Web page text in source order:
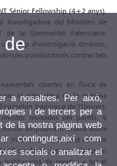
Sènior Fellowship (4+2 anys),
Investigadora del Ministeri de
de la Generalitat Valenciana.
grup d'investigació dinàmic,
as postdoctorals contractats
obertes en física de
la naturalesa de la matèria
bariónica de l'Univers.
revisades per parells, 9
àmpliament citada sobre
meu treball ha rebut més de
35 conferències convidades en
institucions de prestigi a tot el
de
a nosaltres. Per això,
i de tercers per a
de la nostra pàgina web
continguts,així com
socials o analitzar el